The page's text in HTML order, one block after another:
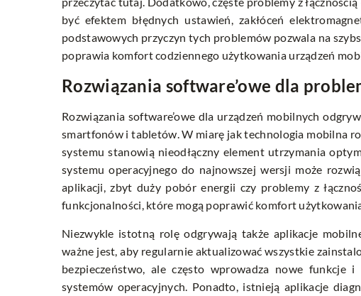
być efektem błędnych ustawień, zakłóceń
podstawowych przyczyn tych problemów pozwala na
poprawia komfort codziennego użytkowania urządzeń
Rozwiązania software’owe dla
Rozwiązania software’owe dla urządzeń mobilnych
smartfonów i tabletów. W miarę jak technologia mobilna
systemu stanowią nieodłączny element utrzymania
systemu operacyjnego do najnowszej wersji może
aplikacji, zbyt duży pobór energii czy problemy z
funkcjonalności, które mogą poprawić komfort
Niezwykle istotną rolę odgrywają także aplikacje
ważne jest, aby regularnie aktualizować wszystkie
bezpieczeństwo, ale często wprowadza nowe funkcje
systemów operacyjnych. Ponadto, istnieją aplikacje